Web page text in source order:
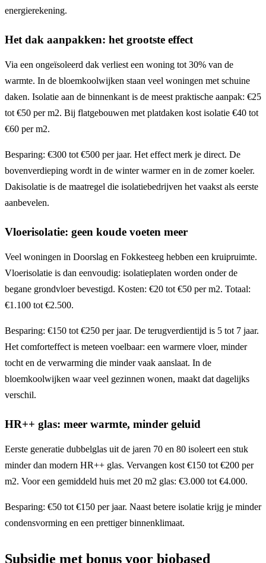
energierekening.
Het dak aanpakken: het grootste effect
Via een ongeïsoleerd dak verliest een woning tot 30% van de
warmte. In de bloemkoolwijken staan veel woningen met schuine
daken. Isolatie aan de binnenkant is de meest praktische aanpak: €25
tot €50 per m2. Bij flatgebouwen met platdaken kost isolatie €40 tot
€60 per m2.
Besparing: €300 tot €500 per jaar. Het effect merk je direct. De
bovenverdieping wordt in de winter warmer en in de zomer koeler.
Dakisolatie is de maatregel die isolatiebedrijven het vaakst als eerste
aanbevelen.
Vloerisolatie: geen koude voeten meer
Veel woningen in Doorslag en Fokkesteeg hebben een kruipruimte.
Vloerisolatie is dan eenvoudig: isolatieplaten worden onder de
begane grondvloer bevestigd. Kosten: €20 tot €50 per m2. Totaal:
€1.100 tot €2.500.
Besparing: €150 tot €250 per jaar. De terugverdientijd is 5 tot 7 jaar.
Het comforteffect is meteen voelbaar: een warmere vloer, minder
tocht en de verwarming die minder vaak aanslaat. In de
bloemkoolwijken waar veel gezinnen wonen, maakt dat dagelijks
verschil.
HR++ glas: meer warmte, minder geluid
Eerste generatie dubbelglas uit de jaren 70 en 80 isoleert een stuk
minder dan modern HR++ glas. Vervangen kost €150 tot €200 per
m2. Voor een gemiddeld huis met 20 m2 glas: €3.000 tot €4.000.
Besparing: €50 tot €150 per jaar. Naast betere isolatie krijg je minder
condensvorming en een prettiger binnenklimaat.
Subsidie met bonus voor biobased